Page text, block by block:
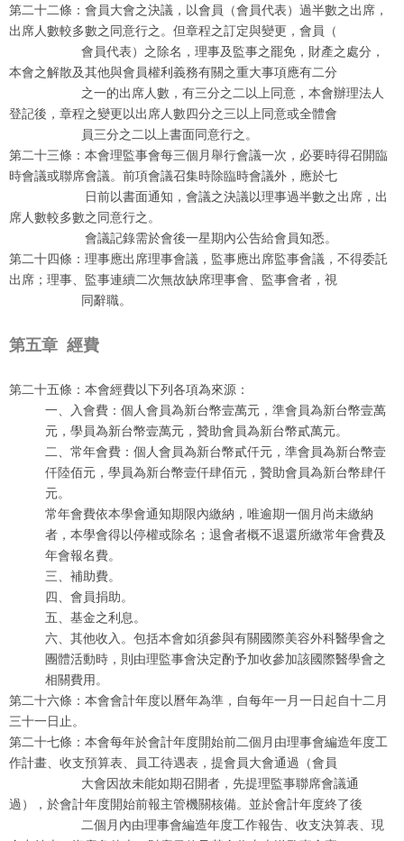
第二十二條：會員大會之決議，以會員（會員代表）過半數之出席，
出席人數較多數之同意行之。但章程之訂定與變更，會員（
會員代表）之除名，理事及監事之罷免，財產之處分，
本會之解散及其他與會員權利義務有關之重大事項應有二分
之一的出席人數，有三分之二以上同意，本會辦理法人
登記後，章程之變更以出席人數四分之三以上同意或全體會
員三分之二以上書面同意行之。
第二十三條：本會理監事會每三個月舉行會議一次，必要時得召開臨
時會議或聯席會議。前項會議召集時除臨時會議外，應於七
日前以書面通知，會議之決議以理事過半數之出席，出
席人數較多數之同意行之。
會議記錄需於會後一星期內公告給會員知悉。
第二十四條：理事應出席理事會議，監事應出席監事會議，不得委託
出席；理事、監事連續二次無故缺席理事會、監事會者，視
同辭職。
第五章 經費
第二十五條：本會經費以下列各項為來源：
一、入會費：個人會員為新台幣壹萬元，準會員為新台幣壹萬
元，學員為新台幣壹萬元，贊助會員為新台幣貳萬元。
二、常年會費：個人會員為新台幣貳仟元，準會員為新台幣壹
仟陸佰元，學員為新台幣壹仟肆佰元，贊助會員為新台幣肆仟
元。
常年會費依本學會通知期限內繳納，唯逾期一個月尚未繳納
者，本學會得以停權或除名；退會者概不退還所繳常年會費及
年會報名費。
三、補助費。
四、會員捐助。
五、基金之利息。
六、其他收入。包括本會如須參與有關國際美容外科醫學會之
團體活動時，則由理監事會決定酌予加收參加該國際醫學會之
相關費用。
第二十六條：本會會計年度以曆年為準，自每年一月一日起自十二月
三十一日止。
第二十七條：本會每年於會計年度開始前二個月由理事會編造年度工
作計畫、收支預算表、員工待遇表，提會員大會通過（會員
大會因故未能如期召開者，先提理監事聯席會議通
過），於會計年度開始前報主管機關核備。並於會計年度終了後
二個月內由理事會編造年度工作報告、收支決算表、現